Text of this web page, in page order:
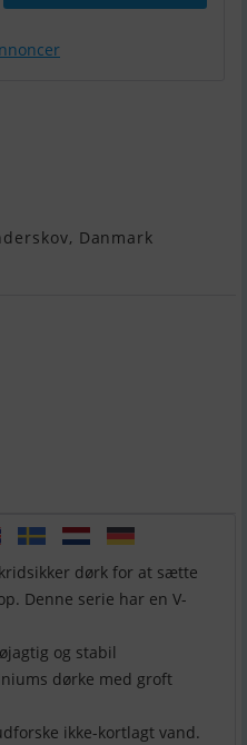
Danmark
dørk for at sætte
Denne serie har en V-
og stabil
dørke med groft
ikke-kortlagt vand.